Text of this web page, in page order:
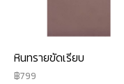
หินทรายขัดเรียบ
799